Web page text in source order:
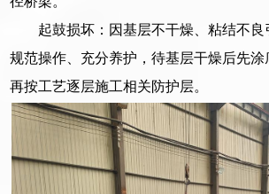
起鼓损坏：因基层不干燥、粘结不
规范操作、充分养护，待基层干燥后先
再按工艺逐层施工相关防护层。